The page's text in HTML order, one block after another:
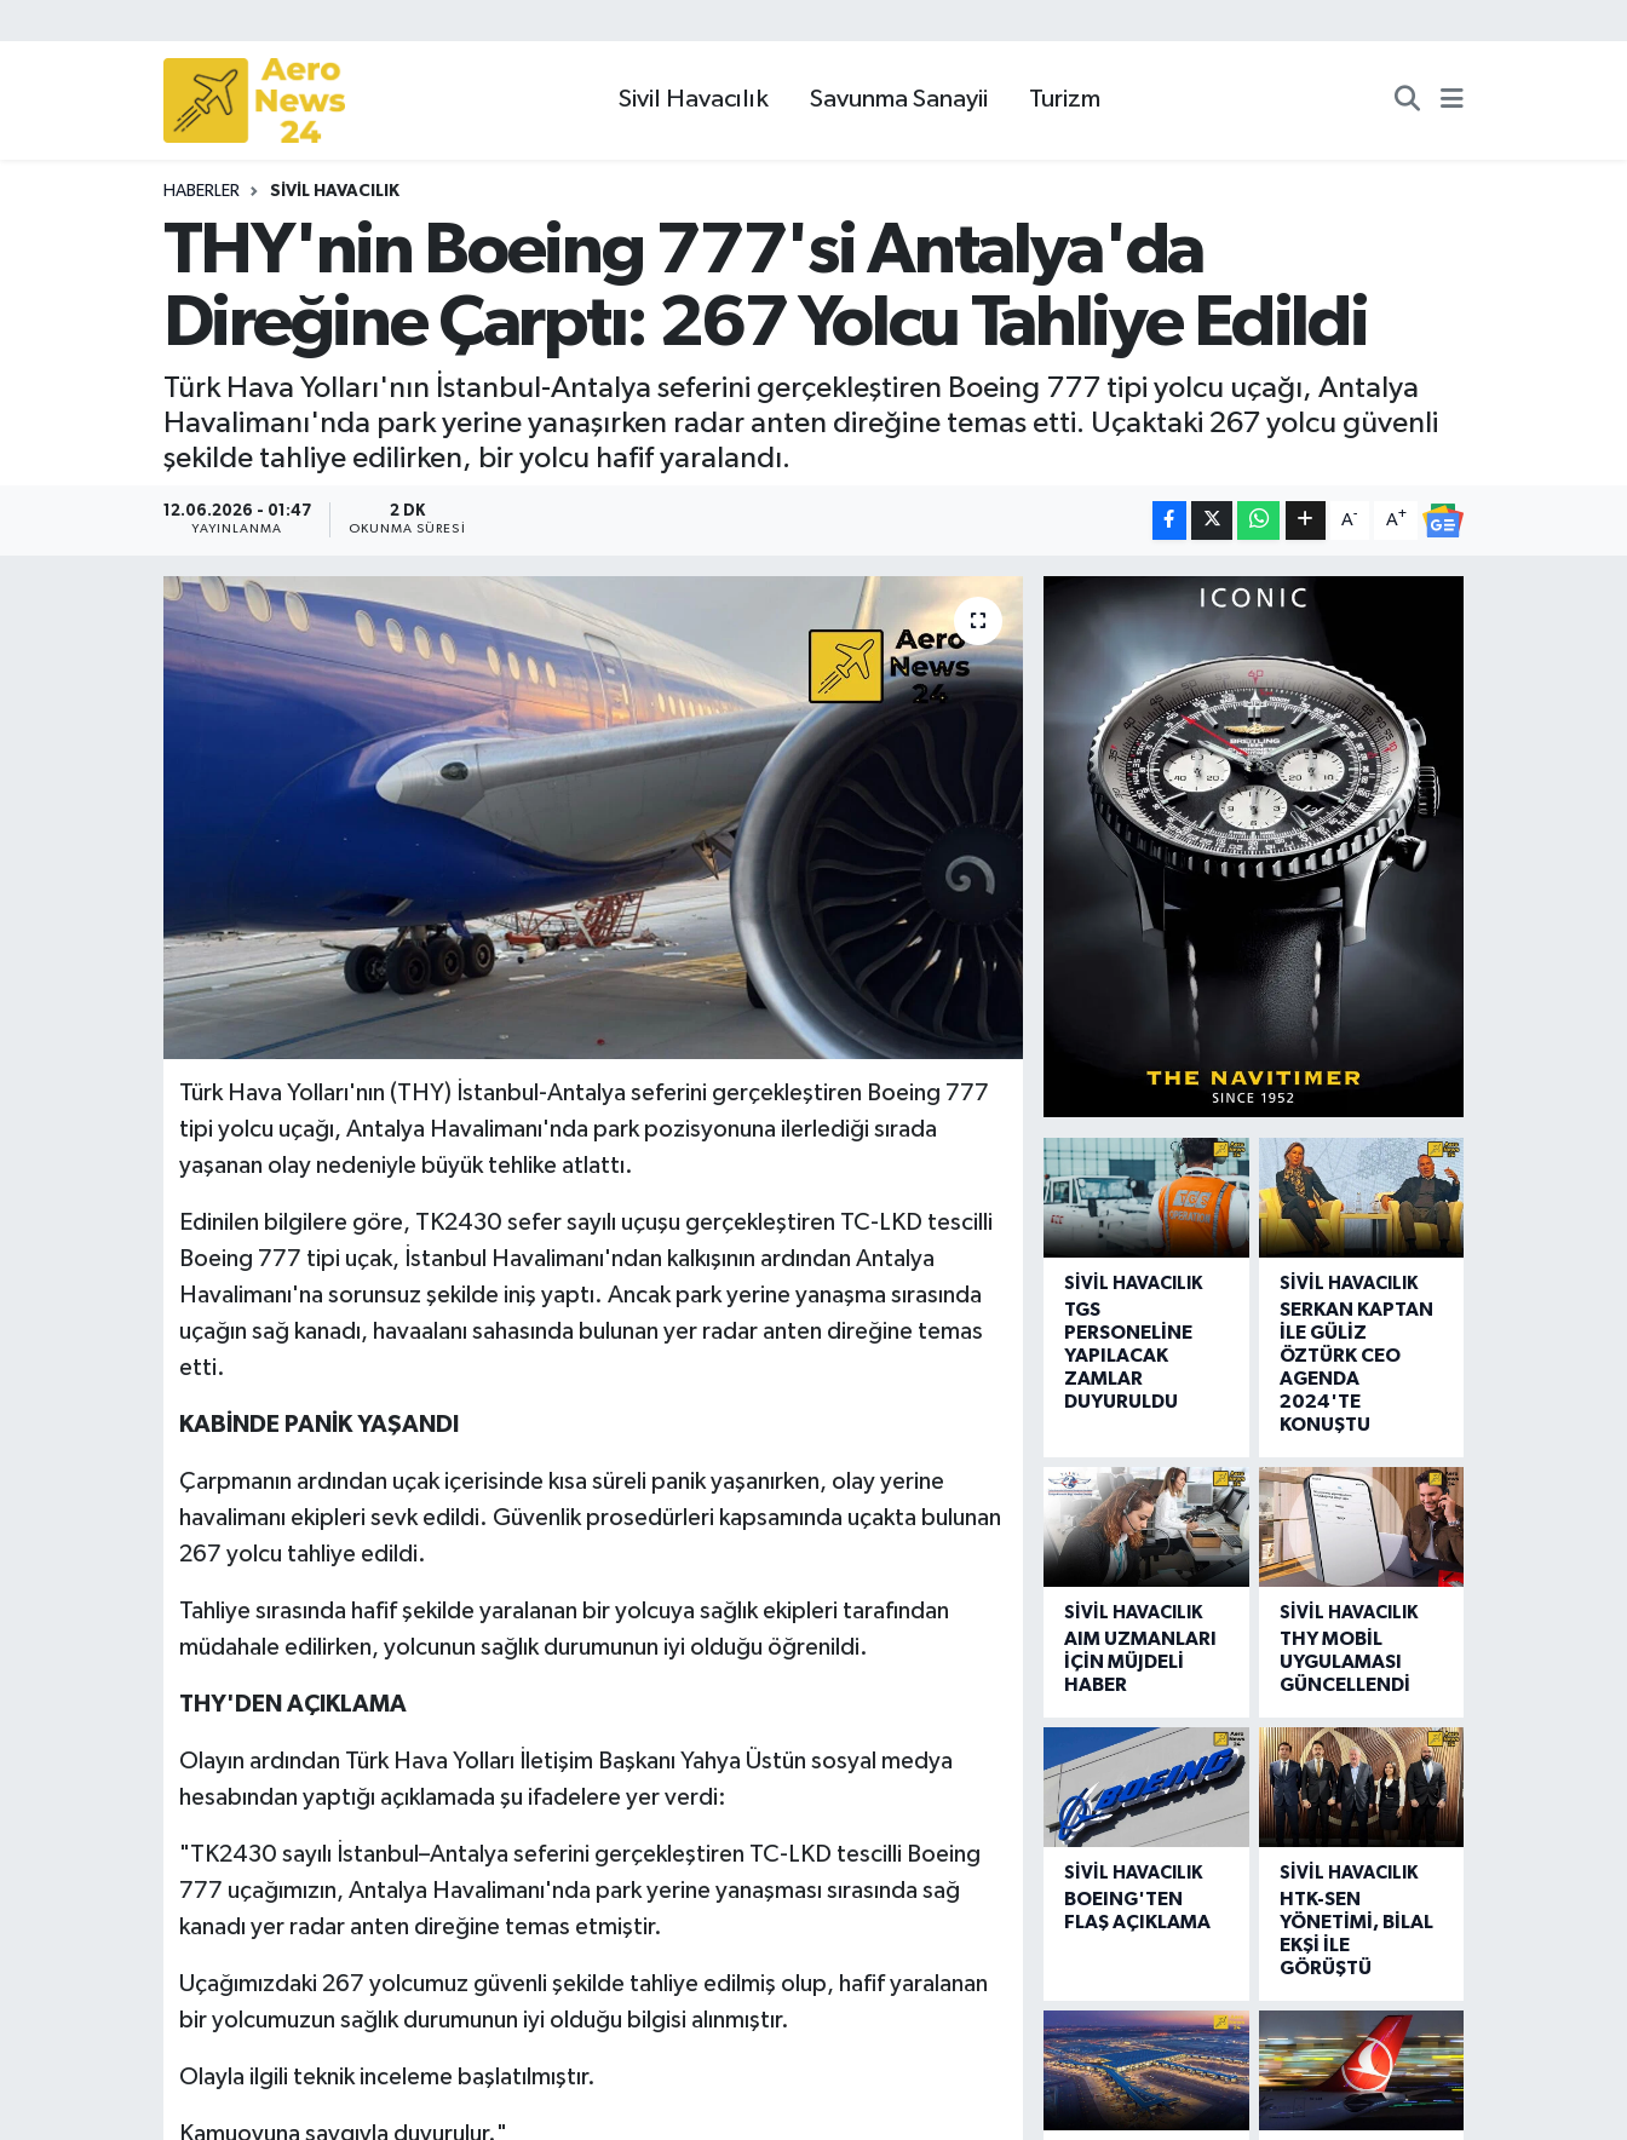
Sivil Havacılık Savunma Sanayii Turizm
HABERLER SIVIL HAVACILIK
THY'nin Boeing 777'si Antalya'da
Direğine Çarptı: 267 Yolcu Tahliye Edildi
Türk Hava Yolları'nın İstanbul-Antalya seferini gerçekleştiren Boeing 777 tipi yolcu uçağı, Antalya
Havalimanı'nda park yerine yanaşırken radar anten direğine temas etti. Uçaktaki 267 yolcu güvenli
şekilde tahliye edilirken, bir yolcu hafif yaralandı.
12.06.2026 - 01:47
YAYINLANMA
2 DK
OKUNMA SÜRESI
A- A+
Türk Hava Yolları'nın (THY) İstanbul-Antalya seferini gerçekleştiren Boeing 777
tipi yolcu uçağı, Antalya Havalimanı'nda park pozisyonuna ilerlediği sırada
yaşanan olay nedeniyle büyük tehlike atlattı.
Edinilen bilgilere göre, TK2430 sefer sayılı uçuşu gerçekleştiren TC-LKD tescilli
Boeing 777 tipi uçak, İstanbul Havalimanı'ndan kalkışının ardından Antalya
Havalimanı'na sorunsuz şekilde iniş yaptı. Ancak park yerine yanaşma sırasında
uçağın sağ kanadı, havaalanı sahasında bulunan yer radar anten direğine temas
etti.
KABİNDE PANİK YAŞANDI
Çarpmanın ardından uçak içerisinde kısa süreli panik yaşanırken, olay yerine
havalimanı ekipleri sevk edildi. Güvenlik prosedürleri kapsamında uçakta bulunan
267 yolcu tahliye edildi.
Tahliye sırasında hafif şekilde yaralanan bir yolcuya sağlık ekipleri tarafından
müdahale edilirken, yolcunun sağlık durumunun iyi olduğu öğrenildi.
THY'DEN AÇIKLAMA
Olayın ardından Türk Hava Yolları İletişim Başkanı Yahya Üstün sosyal medya
hesabından yaptığı açıklamada şu ifadelere yer verdi:
"TK2430 sayılı İstanbul–Antalya seferini gerçekleştiren TC-LKD tescilli Boeing
777 uçağımızın, Antalya Havalimanı'nda park yerine yanaşması sırasında sağ
kanadı yer radar anten direğine temas etmiştir.
Uçağımızdaki 267 yolcumuz güvenli şekilde tahliye edilmiş olup, hafif yaralanan
bir yolcumuzun sağlık durumunun iyi olduğu bilgisi alınmıştır.
Olayla ilgili teknik inceleme başlatılmıştır.
Kamuoyuna saygıyla duyurulur."
SIVIL HAVACILIK
TGS
PERSONELİNE
YAPILACAK
ZAMLAR
DUYURULDU
SIVIL HAVACILIK
SERKAN KAPTAN
İLE GÜLİZ
ÖZTÜRK CEO
AGENDA
2024'TE
KONUŞTU
SIVIL HAVACILIK
AIM UZMANLARI
İÇİN MÜJDELİ
HABER
SIVIL HAVACILIK
THY MOBİL
UYGULAMASI
GÜNCELLENDİ
SIVIL HAVACILIK
BOEING'TEN
FLAŞ AÇIKLAMA
SIVIL HAVACILIK
HTK-SEN
YÖNETİMİ, BİLAL
EKŞİ İLE
GÖRÜŞTÜ
Sivil Havacılık